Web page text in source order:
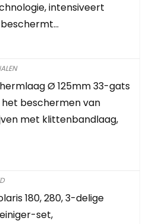
intensiveert
Ø 125mm 33-gats
het beschermen van
met klittenbandlaag,
180, 280, 3-delige
set,